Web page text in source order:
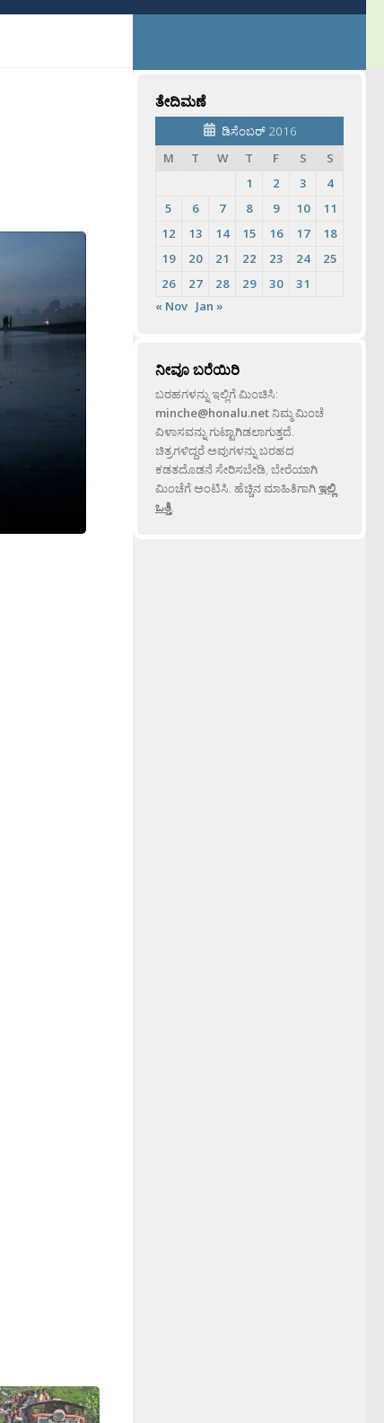
ತೇದಿಮಣೆ
ಡಿಸೆಂಬರ್ 2016
M
T W T F S
S
1
2 3
4
5
6 7 8 9 10
11
12
13 14 15 16 17
18
19
20 21 22 23 24
25
26
27 28 29 30
31
« Nov Jan »
ನೀವೂ ಬರೆಯಿರಿ
ಬರಹಗಳನ್ನು ಇಲ್ಲಿಗೆ ಮಿಂಚಿಸಿ:
minche@honalu.netನಿಮ್ಮ ಮಿಂಚೆ
ವಿಳಾಸವನ್ನು ಗುಟ್ಟಾಗಿಡಲಾಗುತ್ತದೆ.
ಚಿತ್ರಗಳಿದ್ದರೆ ಅವುಗಳನ್ನು ಬರಹದ
ಕಡತದೊಡನೆ ಸೇರಿಸಬೇಡಿ, ಬೇರೆಯಾಗಿ
ಮಿಂಚೆಗೆ ಅಂಟಿಸಿ. ಹೆಚ್ಚಿನ ಮಾಹಿತಿಗಾಗಿಇಲ್ಲಿ
ಒತ್ತಿ.